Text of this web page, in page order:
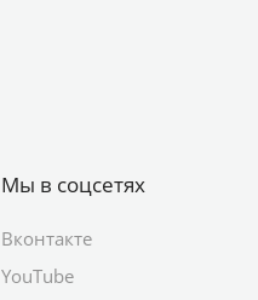
Мы в соцсетях
Вконтакте
YouTube